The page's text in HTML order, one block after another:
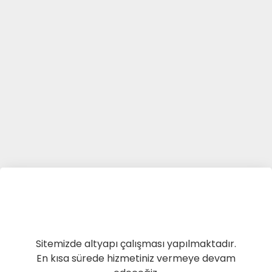
Sitemizde altyapı çalışması yapılmaktadır.
En kısa sürede hizmetiniz vermeye devam